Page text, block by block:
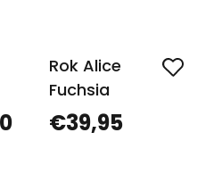
Rok Alice
Fuchsia
€39,95